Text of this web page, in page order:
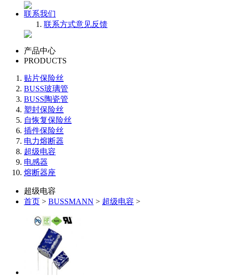
联系我们
联系方式意见反馈
产品中心
PRODUCTS
贴片保险丝
BUSS玻璃管
BUSS陶瓷管
塑封保险丝
自恢复保险丝
插件保险丝
电力熔断器
超级电容
电感器
熔断器座
超级电容
首页 > BUSSMANN > 超级电容 >